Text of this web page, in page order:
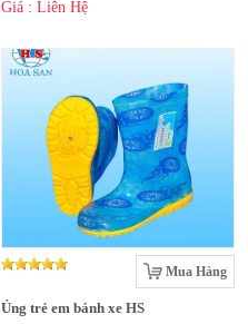
Giá : Liên Hệ
Mua Hàng
Ủng trẻ em bánh xe HS